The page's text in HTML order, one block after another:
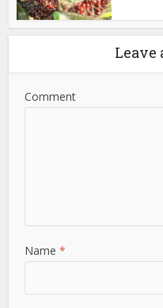
Leave
Comment
Name *